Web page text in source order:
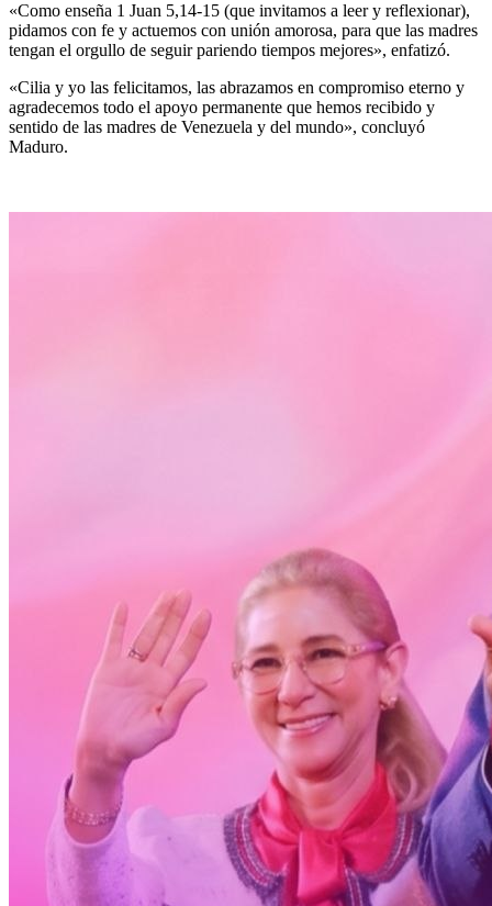
«Como enseña 1 Juan 5,14-15 (que invitamos a leer y reflexionar),
pidamos con fe y actuemos con unión amorosa, para que las madres
tengan el orgullo de seguir pariendo tiempos mejores», enfatizó.
«Cilia y yo las felicitamos, las abrazamos en compromiso eterno y
agradecemos todo el apoyo permanente que hemos recibido y
sentido de las madres de Venezuela y del mundo», concluyó
Maduro.